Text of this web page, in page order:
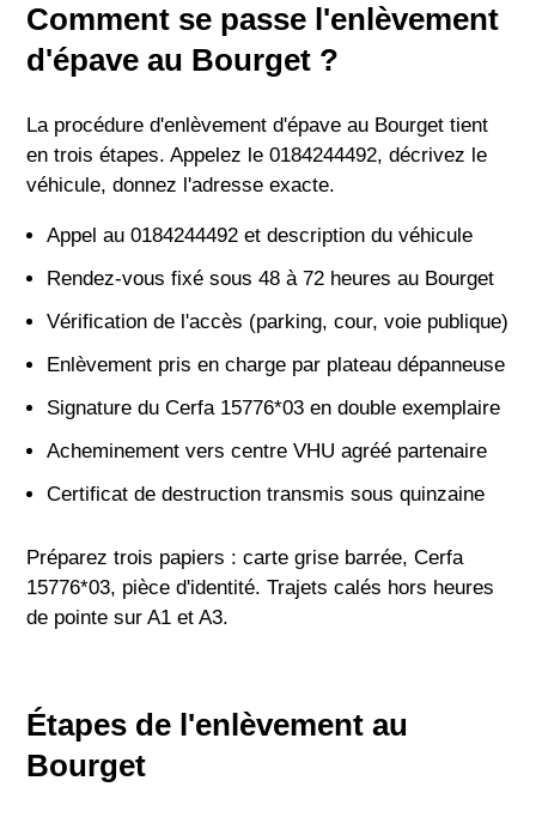
Comment se passe l'enlèvement
d'épave au Bourget ?
La procédure d'enlèvement d'épave au Bourget tient
en trois étapes. Appelez le 0184244492, décrivez le
véhicule, donnez l'adresse exacte.
Appel au 0184244492 et description du véhicule
Rendez-vous fixé sous 48 à 72 heures au Bourget
Vérification de l'accès (parking, cour, voie publique)
Enlèvement pris en charge par plateau dépanneuse
Signature du Cerfa 15776*03 en double exemplaire
Acheminement vers centre VHU agréé partenaire
Certificat de destruction transmis sous quinzaine
Préparez trois papiers : carte grise barrée, Cerfa
15776*03, pièce d'identité. Trajets calés hors heures
de pointe sur A1 et A3.
Étapes de l'enlèvement au
Bourget